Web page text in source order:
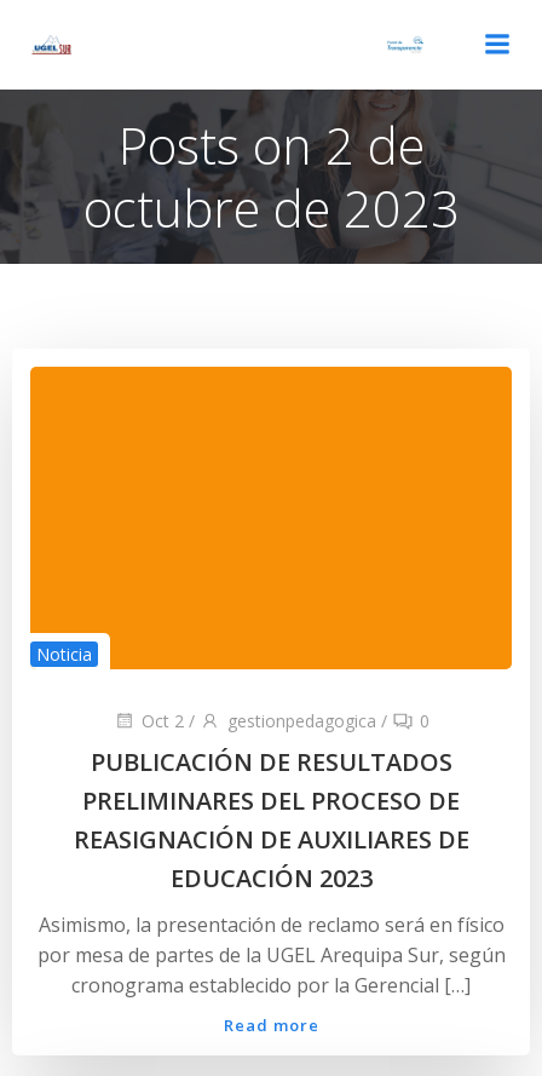
Posts on 2 de
octubre de 2023
Noticia
Oct 2 / gestionpedagogica / 0
PUBLICACIÓN DE RESULTADOS
PRELIMINARES DEL PROCESO DE
REASIGNACIÓN DE AUXILIARES DE
EDUCACIÓN 2023
Asimismo, la presentación de reclamo será en físico
por mesa de partes de la UGEL Arequipa Sur, según
cronograma establecido por la Gerencial […]
Read more